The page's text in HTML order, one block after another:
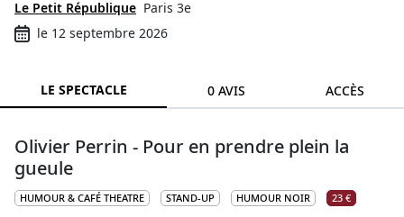
Le Petit République Paris 3e
le 12 septembre 2026
LE SPECTACLE 0 AVIS ACCÈS
Olivier Perrin - Pour en prendre plein la
gueule
HUMOUR & CAFÉ THEATRE STAND-UP HUMOUR NOIR 23 €